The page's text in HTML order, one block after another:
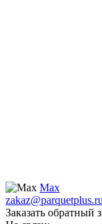
Max
zakaz@parquetplus.ru
Заказать обратный